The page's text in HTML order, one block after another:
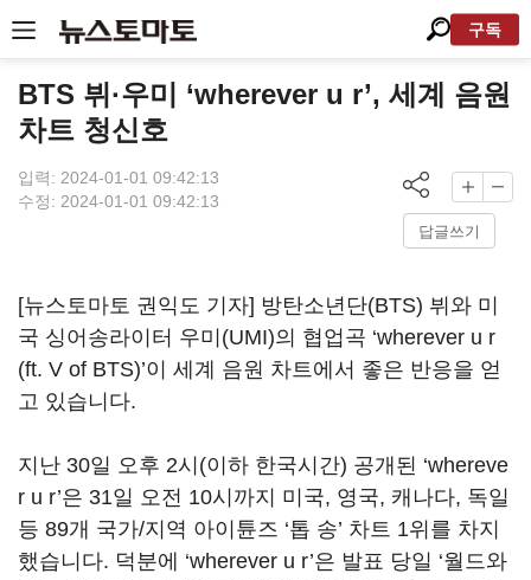
구독
BTS 뷔·우미 ‘wherever u r’, 세계 음원
차트 청신호
입력: 2024-01-01 09:42:13
수정: 2024-01-01 09:42:13
답글쓰기
[뉴스토마토 권익도 기자] 방탄소년단(BTS) 뷔와 미
국 싱어송라이터 우미(UMI)의 협업곡 ‘wherever u r
(ft. V of BTS)’이 세계 음원 차트에서 좋은 반응을 얻
고 있습니다.
지난 30일 오후 2시(이하 한국시간) 공개된 ‘whereve
r u r’은 31일 오전 10시까지 미국, 영국, 캐나다, 독일
등 89개 국가/지역 아이튠즈 ‘톱 송’ 차트 1위를 차지
했습니다. 덕분에 ‘wherever u r’은 발표 당일 ‘월드와